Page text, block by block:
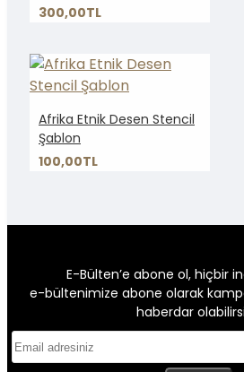
300,00TL
Afrika Etnik Desen Stencil
Şablon
100,00TL
E-Bülten’e abone ol, hiçbir
e-bültenimize abone olarak
haberdar